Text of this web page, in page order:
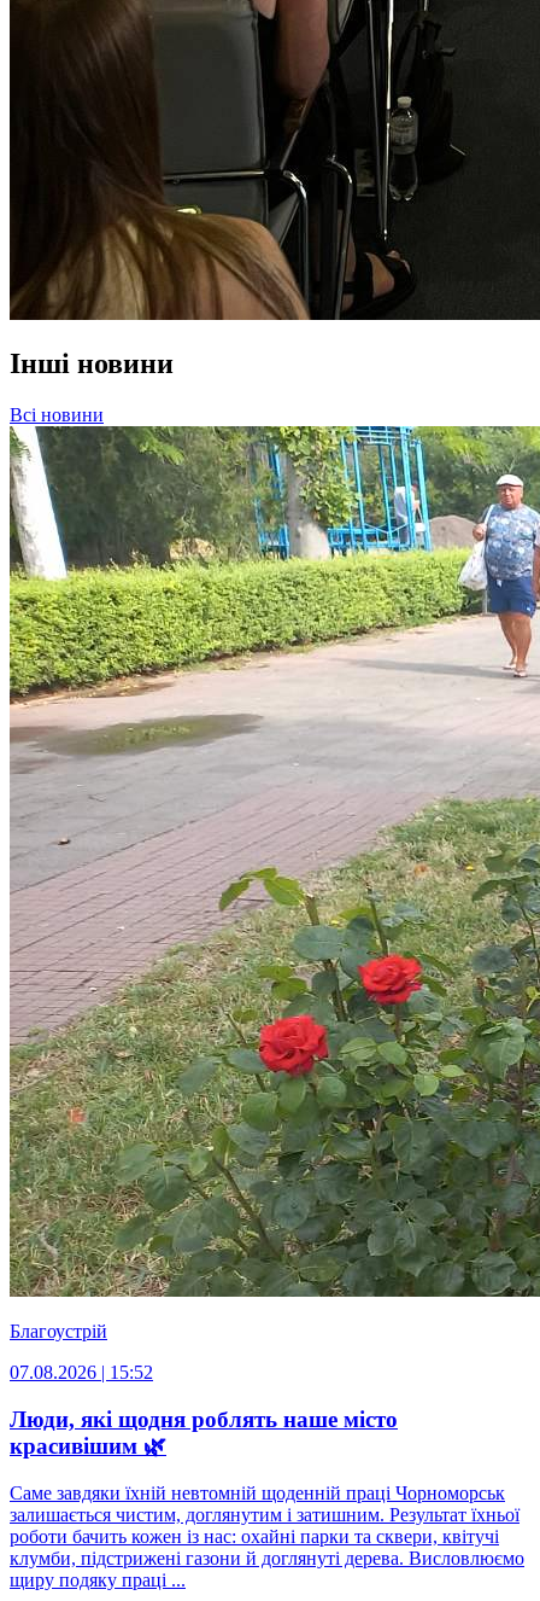
Інші новини
Всі новини
Благоустрій
07.08.2026 | 15:52
Люди, які щодня роблять наше місто
красивішим 🌿
Саме завдяки їхній невтомній щоденній праці Чорноморськ
залишається чистим, доглянутим і затишним. Результат їхньої
роботи бачить кожен із нас: охайні парки та сквери, квітучі
клумби, підстрижені газони й доглянуті дерева. Висловлюємо
щиру подяку праці ...